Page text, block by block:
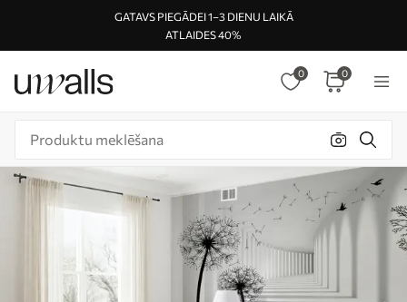
GATAVS PIEGĀDEI 1–3 DIENU LAIKĀ
ATLAIDES 40%
0 0